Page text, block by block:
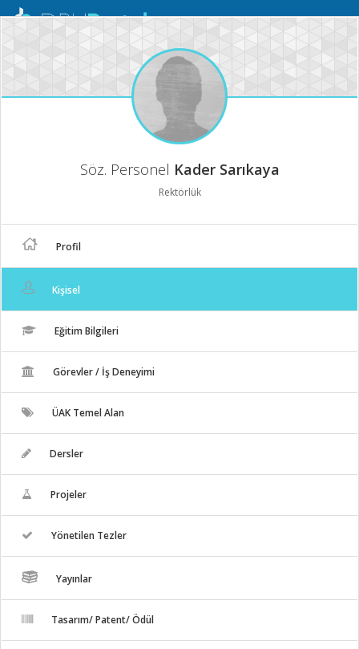
Mobil
Söz. Personel Kader Sarıkaya
Rektörlük
Profil
Kişisel
Eğitim Bilgileri
Görevler / İş Deneyimi
ÜAK Temel Alan
Dersler
Projeler
Yönetilen Tezler
Yayınlar
Tasarım/ Patent/ Ödül